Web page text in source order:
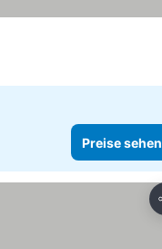
Preise sehen